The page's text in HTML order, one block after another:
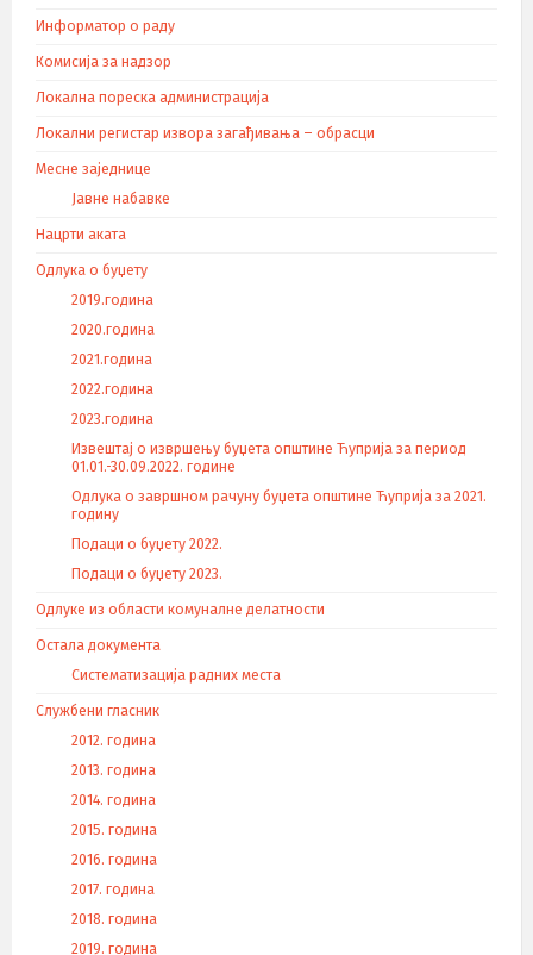
Информатор о раду
Комисија за надзор
Локална пореска администрација
Локални регистар извора загађивања – обрасци
Месне заједнице
Јавне набавке
Нацрти аката
Одлука о буџету
2019.година
2020.година
2021.година
2022.година
2023.година
Извештај о извршењу буџета општине Ћуприја за период
01.01.-30.09.2022. године
Одлука о завршном рачуну буџета општине Ћуприја за 2021.
годину
Подаци о буџету 2022.
Подаци о буџету 2023.
Одлуке из области комуналне делатности
Остала документа
Систематизација радних места
Службени гласник
2012. година
2013. година
2014. година
2015. година
2016. година
2017. година
2018. година
2019. година